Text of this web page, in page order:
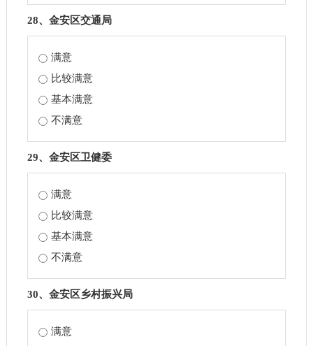
28、金安区交通局
满意
比较满意
基本满意
不满意
29、金安区卫健委
满意
比较满意
基本满意
不满意
30、金安区乡村振兴局
满意